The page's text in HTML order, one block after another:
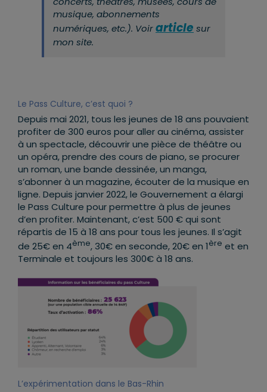
musique, abonnements
numériques, etc.). Voirarticle sur
mon site.
Le Pass Culture, c’est quoi ?
Depuis mai 2021, tous les jeunes de 18 ans pouvaient
profiter de 300 euros pour aller au cinéma, assister
à un spectacle, découvrir une pièce de théâtre ou
un opéra, prendre des cours de piano, se procurer
un roman, une bande dessinée, un manga,
s’abonner à un magazine, écouter de la musique en
ligne. Depuis janvier 2022, le Gouvernement a élargi
le Pass Culture pour permettre à plus de jeunes
d’en profiter. Maintenant, c’est 500 € qui sont
répartis de 15 à 18 ans pour tous les jeunes. Il s’agit
de 25€ en 4ème, 30€ en seconde, 20€ en 1ère et en
Terminale et toujours les 300€ à 18 ans.
L’expérimentation dans le Bas-Rhin